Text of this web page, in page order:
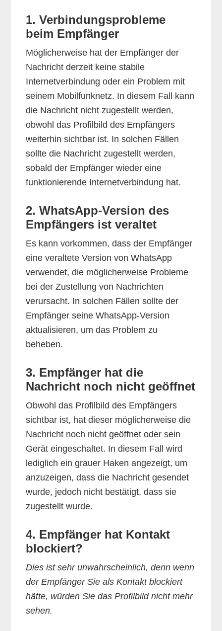
1. Verbindungsprobleme
beim Empfänger
Möglicherweise hat der Empfänger der
Nachricht derzeit keine stabile
Internetverbindung oder ein Problem mit
seinem Mobilfunknetz. In diesem Fall kann
die Nachricht nicht zugestellt werden,
obwohl das Profilbild des Empfängers
weiterhin sichtbar ist. In solchen Fällen
sollte die Nachricht zugestellt werden,
sobald der Empfänger wieder eine
funktionierende Internetverbindung hat.
2. WhatsApp-Version des
Empfängers ist veraltet
Es kann vorkommen, dass der Empfänger
eine veraltete Version von WhatsApp
verwendet, die möglicherweise Probleme
bei der Zustellung von Nachrichten
verursacht. In solchen Fällen sollte der
Empfänger seine WhatsApp-Version
aktualisieren, um das Problem zu
beheben.
3. Empfänger hat die
Nachricht noch nicht geöffnet
Obwohl das Profilbild des Empfängers
sichtbar ist, hat dieser möglicherweise die
Nachricht noch nicht geöffnet oder sein
Gerät eingeschaltet. In diesem Fall wird
lediglich ein grauer Haken angezeigt, um
anzuzeigen, dass die Nachricht gesendet
wurde, jedoch nicht bestätigt, dass sie
zugestellt wurde.
4. Empfänger hat Kontakt
blockiert?
Dies ist sehr unwahrscheinlich, denn wenn
der Empfänger Sie als Kontakt blockiert
hätte, würden Sie das Profilbild nicht mehr
sehen.